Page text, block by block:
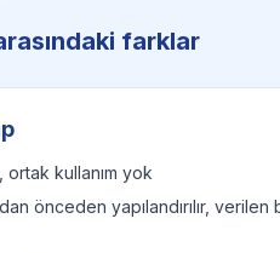
farklar
kullanım yok
önceden yapılandırılır,